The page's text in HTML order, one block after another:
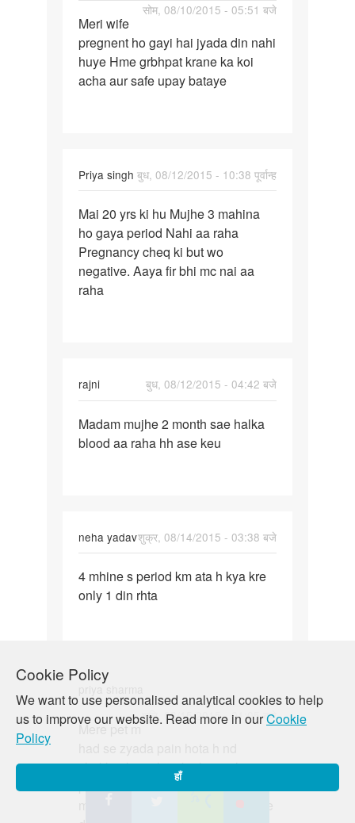
Cookie Policy
We want to use personalised analytical cookies to help
us to improve our website. Read more in ourCookie
Policy
हाँ
सोम, 08/10/2015 - 05:51 बजे
Meri
wife
pregnent
ho
Meri wife
pregnent ho gayi hai jyada din nahi
huye Hme grbhpat krane ka koi
acha aur safe upay bataye
Priya singh बुध, 08/12/2015 - 10:38 पूर्वान्ह
Mai
20
yrs
ki
hu
Mai 20 yrs ki hu Mujhe 3 mahina
ho gaya period Nahi aa raha
Pregnancy cheq ki but wo
negative. Aaya fir bhi mc nai aa
raha
rajni
बुध, 08/12/2015 - 04:42 बजे
Madam
mujhe
Madam mujhe 2 month sae halka
blood aa raha hh ase keu
neha yadavशुक्र, 08/14/2015 - 03:38 बजे
4
mhine
ata
kya
4 mhine s period km ata h kya kre
only 1 din rhta
शनि, 08/15/2015 - 01:05 बजे
पर्मालिंक
m
Mere pet m
chakkar b ate h or b physicaly
problm ho jati h m kya kru...ese m
mostly kya khana pina chaiye jisse